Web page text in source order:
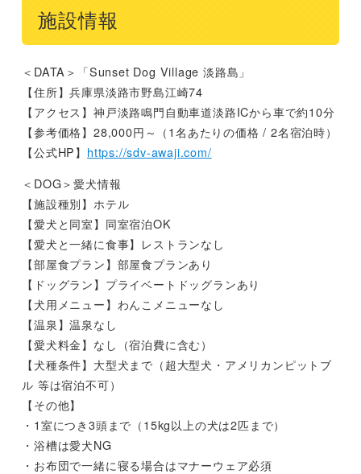
施設情報
＜DATA＞「Sunset Dog Village 淡路島」
【住所】兵庫県淡路市野島江崎74
【アクセス】神戸淡路鳴門自動車道淡路ICから車で約10分
【参考価格】28,000円～（1名あたりの価格 / 2名宿泊時）
【公式HP】 https://sdv-awaji.com/
＜DOG＞愛犬情報
【施設種別】ホテル
【愛犬と同室】同室宿泊OK
【愛犬と一緒に食事】レストランなし
【部屋食プラン】部屋食プランあり
【ドッグラン】プライベートドッグランあり
【犬用メニュー】わんこメニューなし
【温泉】温泉なし
【愛犬料金】なし（宿泊費に含む）
【犬種条件】大型犬まで（超大型犬・アメリカンピットブ
ル 等は宿泊不可）
【その他】
・1室につき3頭まで（15kg以上の犬は2匹まで）
・浴槽は愛犬NG
・お布団で一緒に寝る場合はマナーウェア必須